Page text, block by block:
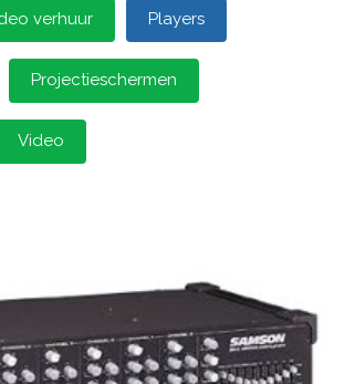
verhuur Players
Projectieschermen
Video